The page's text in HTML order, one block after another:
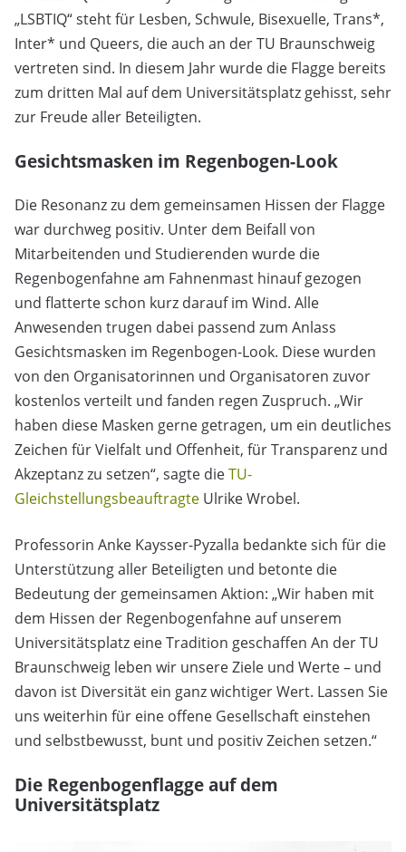
„LSBTIQ“ steht für Lesben, Schwule, Bisexuelle, Trans*,
Inter* und Queers, die auch an der TU Braunschweig
vertreten sind. In diesem Jahr wurde die Flagge bereits
zum dritten Mal auf dem Universitätsplatz gehisst, sehr
zur Freude aller Beteiligten.
Gesichtsmasken im Regenbogen-Look
Die Resonanz zu dem gemeinsamen Hissen der Flagge
war durchweg positiv. Unter dem Beifall von
Mitarbeitenden und Studierenden wurde die
Regenbogenfahne am Fahnenmast hinauf gezogen
und flatterte schon kurz darauf im Wind. Alle
Anwesenden trugen dabei passend zum Anlass
Gesichtsmasken im Regenbogen-Look. Diese wurden
von den Organisatorinnen und Organisatoren zuvor
kostenlos verteilt und fanden regen Zuspruch. „Wir
haben diese Masken gerne getragen, um ein deutliches
Zeichen für Vielfalt und Offenheit, für Transparenz und
Akzeptanz zu setzen“, sagte dieTU-
Gleichstellungsbeauftragte Ulrike Wrobel.
Professorin Anke Kaysser-Pyzalla bedankte sich für die
Unterstützung aller Beteiligten und betonte die
Bedeutung der gemeinsamen Aktion: „Wir haben mit
dem Hissen der Regenbogenfahne auf unserem
Universitätsplatz eine Tradition geschaffen An der TU
Braunschweig leben wir unsere Ziele und Werte – und
davon ist Diversität ein ganz wichtiger Wert. Lassen Sie
uns weiterhin für eine offene Gesellschaft einstehen
und selbstbewusst, bunt und positiv Zeichen setzen.“
Die Regenbogenflagge auf dem
Universitätsplatz